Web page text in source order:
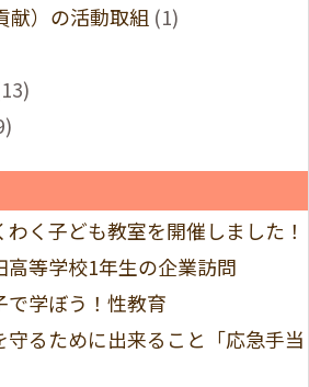
献）の活動取組 (1)
わく子ども教室を開催しました！
高等学校1年生の企業訪問
で学ぼう！性教育
守るために出来ること「応急手当